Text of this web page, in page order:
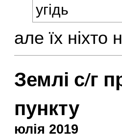
угідь
але їх ніхто
Землі с/г
пункту
юлія 2019